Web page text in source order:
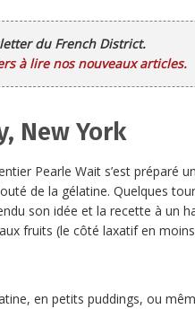
du French District.
à lire nos nouveaux articles.
New York
Pearle Wait s’est préparé
de la gélatine. Quelques
son idée et la recette à un
fruits (le côté laxatif en
en petits puddings, ou